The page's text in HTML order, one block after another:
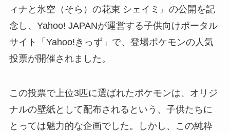
ィナと氷空（そら）の花束 シェイミ』の公開を記
念し、Yahoo! JAPANが運営する子供向けポータル
サイト「Yahoo!きっず」で、登場ポケモンの人気
投票が開催されました。
この投票で上位3匹に選ばれたポケモンは、オリジ
ナルの壁紙として配布されるという、子供たちに
とっては魅力的な企画でした。しかし、この純粋